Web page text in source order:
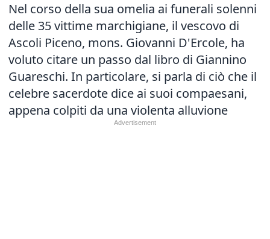
Nel corso della sua omelia ai funerali solenni
delle 35 vittime marchigiane, il vescovo di
Ascoli Piceno, mons. Giovanni D'Ercole, ha
voluto citare un passo dal libro di Giannino
Guareschi. In particolare, si parla di ciò che il
celebre sacerdote dice ai suoi compaesani,
appena colpiti da una violenta alluvione